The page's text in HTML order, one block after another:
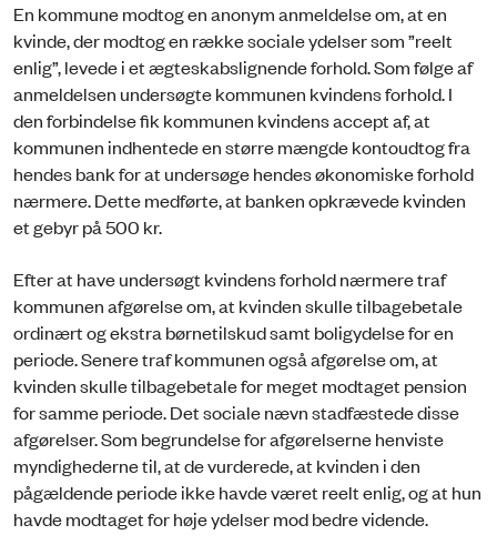
En kommune modtog en anonym anmeldelse om, at en
kvinde, der modtog en række sociale ydelser som ”reelt
enlig”, levede i et ægteskabslignende forhold. Som følge af
anmeldelsen undersøgte kommunen kvindens forhold. I
den forbindelse fik kommunen kvindens accept af, at
kommunen indhentede en større mængde kontoudtog fra
hendes bank for at undersøge hendes økonomiske forhold
nærmere. Dette medførte, at banken opkrævede kvinden
et gebyr på 500 kr.
Efter at have undersøgt kvindens forhold nærmere traf
kommunen afgørelse om, at kvinden skulle tilbagebetale
ordinært og ekstra børnetilskud samt boligydelse for en
periode. Senere traf kommunen også afgørelse om, at
kvinden skulle tilbagebetale for meget modtaget pension
for samme periode. Det sociale nævn stadfæstede disse
afgørelser. Som begrundelse for afgørelserne henviste
myndighederne til, at de vurderede, at kvinden i den
pågældende periode ikke havde været reelt enlig, og at hun
havde modtaget for høje ydelser mod bedre vidende.